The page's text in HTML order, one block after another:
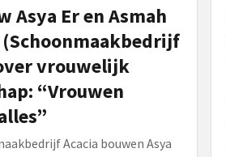
Asya Er en Asmah
vrouwelijk
“Vrouwen
Acacia bouwen Asya